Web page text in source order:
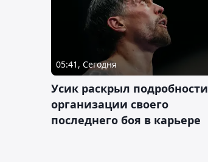
05:41, Сегодня
Усик раскрыл подробности
организации своего
последнего боя в карьере